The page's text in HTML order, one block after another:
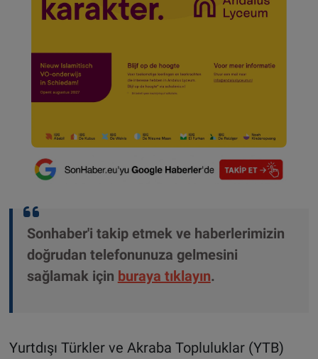
Sonhaber'i takip etmek ve haberlerimizin
doğrudan telefonunuza gelmesini
sağlamak için buraya tıklayın.
Yurtdışı Türkler ve Akraba Topluluklar (YTB)